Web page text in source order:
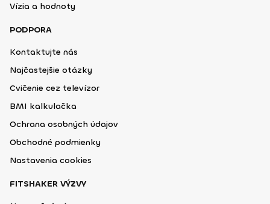
Vízia a hodnoty
PODPORA
Kontaktujte nás
Najčastejšie otázky
Cvičenie cez televízor
BMI kalkulačka
Ochrana osobných údajov
Obchodné podmienky
Nastavenia cookies
FITSHAKER VÝZVY